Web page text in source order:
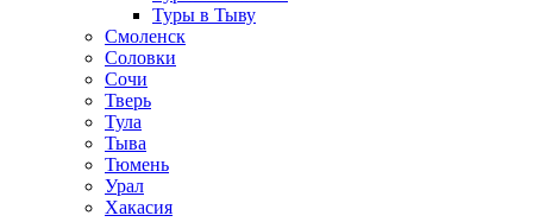
Туры в Тыву
Смоленск
Соловки
Сочи
Тверь
Тула
Тыва
Тюмень
Урал
Хакасия